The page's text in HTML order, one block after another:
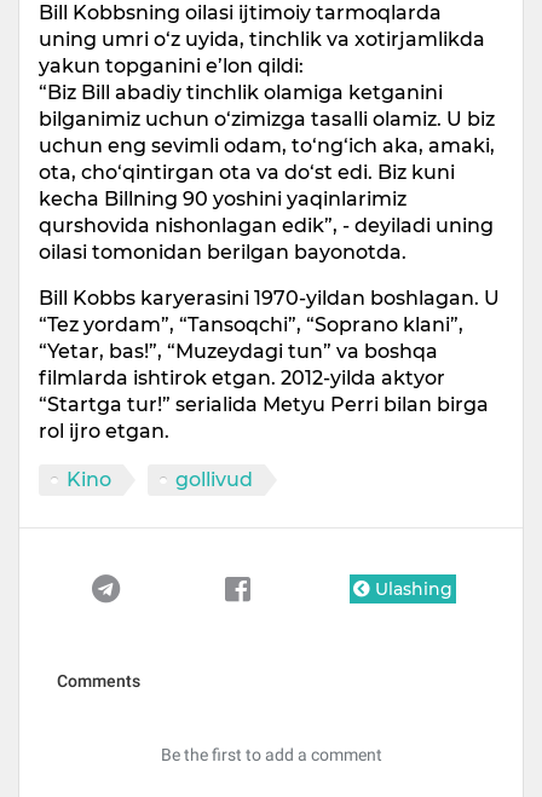
Bill Kobbsning oilasi ijtimoiy tarmoqlarda
uning umri o‘z uyida, tinchlik va xotirjamlikda
yakun topganini e’lon qildi:
“Biz Bill abadiy tinchlik olamiga ketganini
bilganimiz uchun o‘zimizga tasalli olamiz. U biz
uchun eng sevimli odam, to‘ng‘ich aka, amaki,
ota, cho‘qintirgan ota va do‘st edi. Biz kuni
kecha Billning 90 yoshini yaqinlarimiz
qurshovida nishonlagan edik”, - deyiladi uning
oilasi tomonidan berilgan bayonotda.
Bill Kobbs karyerasini 1970-yildan boshlagan. U
“Tez yordam”, “Tansoqchi”, “Soprano klani”,
“Yetar, bas!”, “Muzeydagi tun” va boshqa
filmlarda ishtirok etgan. 2012-yilda aktyor
“Startga tur!” serialida Metyu Perri bilan birga
rol ijro etgan.
Kino gollivud
Ulashing